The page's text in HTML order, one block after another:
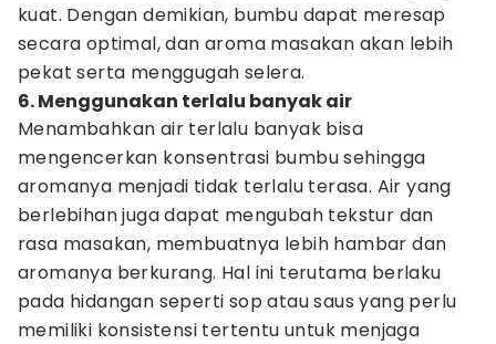
kuat. Dengan demikian, bumbu dapat meresap
secara optimal, dan aroma masakan akan lebih
pekat serta menggugah selera.
6. Menggunakan terlalu banyak air
Menambahkan air terlalu banyak bisa
mengencerkan konsentrasi bumbu sehingga
aromanya menjadi tidak terlalu terasa. Air yang
berlebihan juga dapat mengubah tekstur dan
rasa masakan, membuatnya lebih hambar dan
aromanya berkurang. Hal ini terutama berlaku
pada hidangan seperti sop atau saus yang perlu
memiliki konsistensi tertentu untuk menjaga